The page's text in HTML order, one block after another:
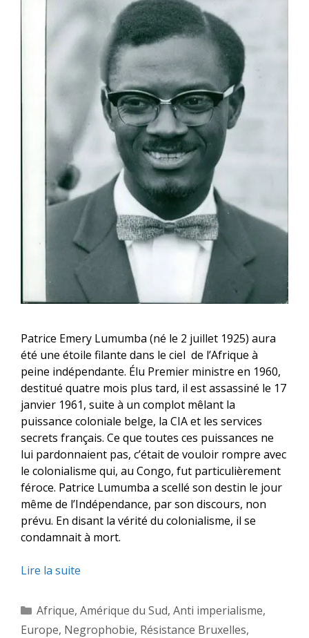
Patrice Emery Lumumba (né le 2 juillet 1925) aura
été une étoile filante dans le ciel de l’Afrique à
peine indépendante. Élu Premier ministre en 1960,
destitué quatre mois plus tard, il est assassiné le 17
janvier 1961, suite à un complot mêlant la
puissance coloniale belge, la CIA et les services
secrets français. Ce que toutes ces puissances ne
lui pardonnaient pas, c’était de vouloir rompre avec
le colonialisme qui, au Congo, fut particulièrement
féroce. Patrice Lumumba a scellé son destin le jour
même de l’Indépendance, par son discours, non
prévu. En disant la vérité du colonialisme, il se
condamnait à mort.
Lire la suite
Catégories
Afrique, Amérique du Sud, Anti imperialisme,
Europe, Negrophobie, Résistance Bruxelles,